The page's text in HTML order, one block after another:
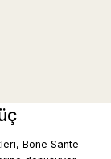
Bone Sante